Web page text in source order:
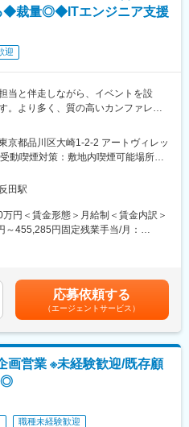
務
クション
。
務に慣れていただき、ゆくゆくはク
らイベント当日の会場設営、運営管
で構成されています。フランクな社
し合う風通の良い環境です。
います。
が低いのも特徴です。
券機CMTM（Congress Multi
システム『MIFaCE Pas』、デジタ
アプリ『OnePas』
務
◆裁量◎◆ITエンジニア支援
迎
当と伴走しながら、イベントを設
。より多く、質の高いカンファレン
（転職、フリーランス、SaaS）に続
ム事業」のテックカンファレンス事業
す。
10年遅れていると言われてきた日本
なぎ、日本のイノベーションを加速
Research、Netflixのエンジニ
ただきました。また、2025年からは
ァレンスも仕掛けていきます。
が築いてきた26万人以上の基盤を活
、そして世界のエンジニアプラッ
、唯一無二のデータを集めたカンフ
ただきます。
京都品川区大崎1-2-2 アートヴィレッ
動喫煙対策：敷地内喫煙可能場所あ
場所（リモートワークを行う場所を
田駅
円＜賃金形態＞月給制＜賃金内訳＞
455,285円固定残業手当/月：
、相談のうえ決定いたします。※別
表彰による報奨制度（インセンティ
も目安の金額であり、選考を通じて
月給(月額)は固定手当を含めた表記で
応募依頼する
（エージェントサービス）
画営業 ※未経験歓迎/既存顧
◎
職種未経験歓迎